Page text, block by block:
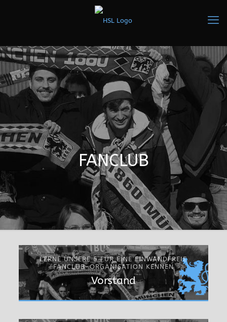
FANCLUB
LERNE UNSERE 5 FÜR EINE EINWANDFREIE
FANCLUB-ORGANISATION KENNEN
Vorstand